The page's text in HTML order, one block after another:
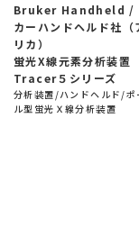
Bruker Handheld /
カーハンドヘルド社（
リカ）
蛍光X線元素分析装置
Tracer５シリーズ
分析装置/ハンドヘルド/ポ
ル型蛍光Ｘ線分析装置